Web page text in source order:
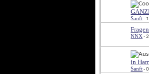
Sanft -
NNX -
in
Sanft -